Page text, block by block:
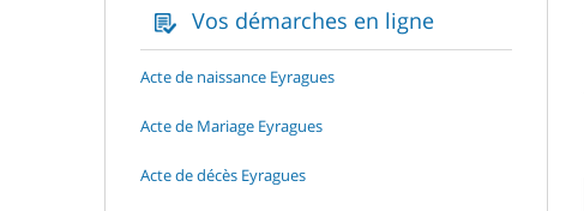
Vos démarches en ligne
Acte de naissance Eyragues
Acte de Mariage Eyragues
Acte de décès Eyragues